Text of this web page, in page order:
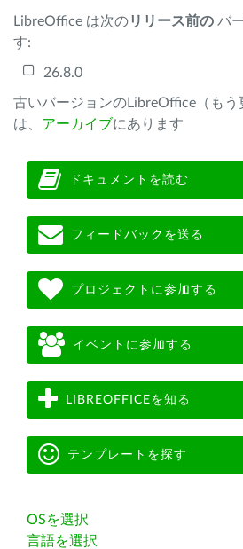
LibreOffice は次のリリース前の バ
す:
26.8.0
古いバージョンのLibreOffice（もう
は、 アーカイブにあります
ドキュメントを読む
フィードバックを送る
プロジェクトに参加する
イベントに参加する
LIBREOFFICEを知る
テンプレートを探す
OSを選択
言語を選択